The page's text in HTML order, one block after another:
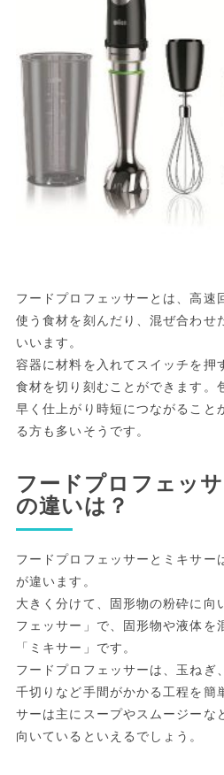
フードプロフェッサーとは、高速
使う食材を刻んだり、混ぜ合わせ
いいます。
容器に材料を入れてスイッチを押
食材を切り刻むことができます。
早く仕上がり時短につながること
る方も多いそうです。
フードプロフェッ
の違いは？
フードプロフェッサーとミキサー
が違います。
大きく分けて、固形物の粉砕に向
フェッサー」で、固形物や液体を
「ミキサー」です。
フードプロフェッサーは、玉ねぎ
千切りなど手間がかかる工程を簡
サーは主にスープやスムージーな
向いているといえるでしょう。